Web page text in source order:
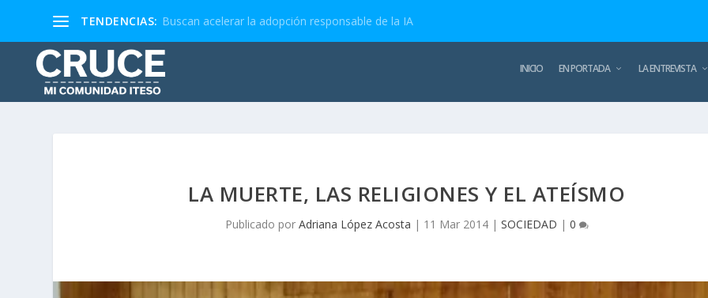
TENDENCIAS: Buscan acelerar la adopción responsable de la IA
INICIO EN PORTADA LA ENTREVISTA
LA MUERTE, LAS RELIGIONES Y EL ATEÍSMO
Publicado por Adriana López Acosta | 11 Mar 2014| SOCIEDAD | 0